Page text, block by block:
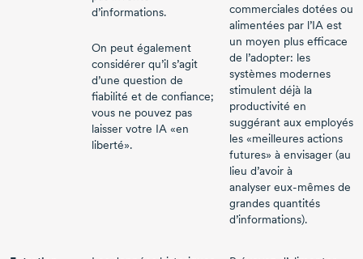
d’informations.
On peut également
considérer qu’il s’agit
d’une question de
fiabilité et de confiance;
vous ne pouvez pas
laisser votre IA «en
liberté».
commerciales dotées ou
alimentées par l’IA est
un moyen plus efficace
de l’adopter: les
systèmes modernes
stimulent déjà la
productivité en
suggérant aux employés
les «meilleures actions
futures» à envisager (au
lieu d’avoir à
analyser eux-mêmes de
grandes quantités
d’informations).